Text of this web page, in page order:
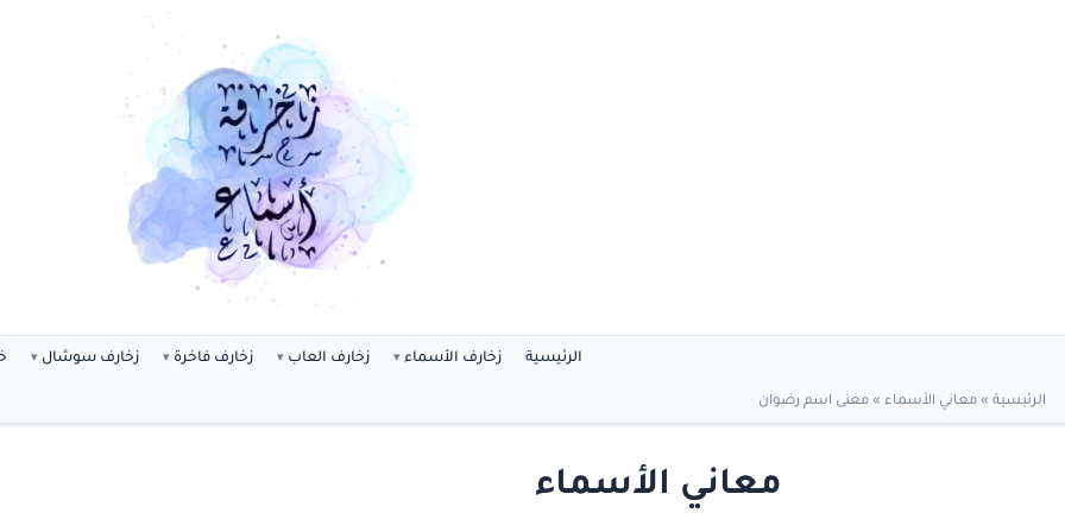
الرئيسية زخارف الأسماء زخارف العاب زخارف فاخرة زخارف سوشال
الرئيسية » معاني الأسماء » معنى اسم رضوان
معاني الأسماء